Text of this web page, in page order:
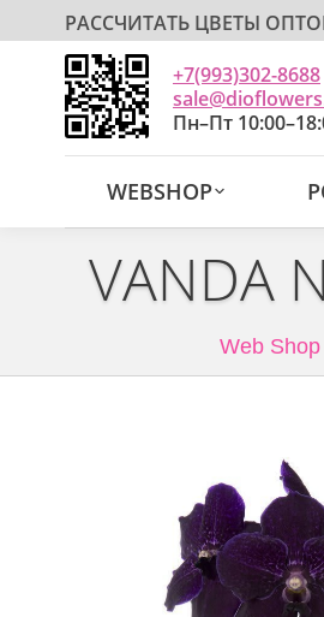
РАССЧИТАТЬ ЦВЕТЫ
+7(993)302-8688
Пн–Пт
WEBSHOP
VANDA
Web Shop